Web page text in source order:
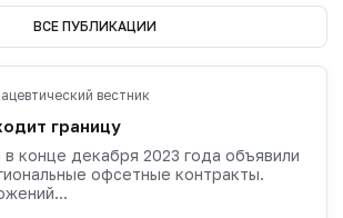
ВСЕ ПУБЛИКАЦИИ
вестник
границу
конце декабря 2023 года объявили
офсетные контракты.